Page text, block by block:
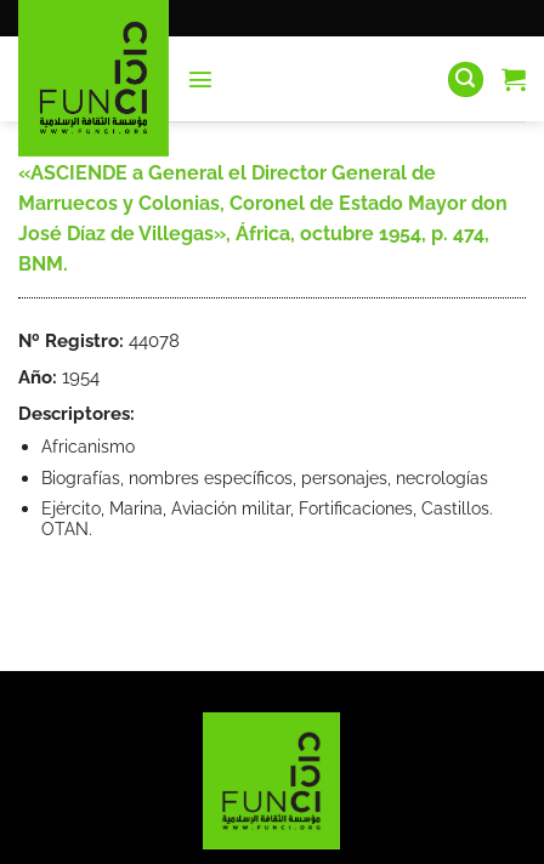
al
«ASCIENDE a General el Director General de
Marruecos y Colonias, Coronel de Estado Mayor don
José Díaz de Villegas», África, octubre 1954, p. 474,
BNM.
Nº Registro: 44078
Año: 1954
Descriptores:
Africanismo
Biografías, nombres específicos, personajes, necrologías
Ejército, Marina, Aviación militar, Fortificaciones, Castillos.
OTAN.